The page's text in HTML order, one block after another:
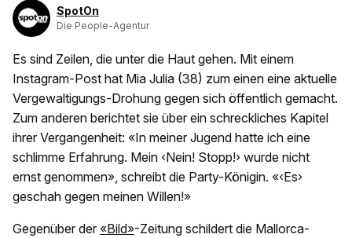
SpotOn
Die People-Agentur
Es sind Zeilen, die unter die Haut gehen. Mit einem
Instagram-Post hat Mia Julia (38) zum einen eine aktuelle
Vergewaltigungs-Drohung gegen sich öffentlich gemacht.
Zum anderen berichtet sie über ein schreckliches Kapitel
ihrer Vergangenheit: «In meiner Jugend hatte ich eine
schlimme Erfahrung. Mein ‹Nein! Stopp!› wurde nicht
ernst genommen», schreibt die Party-Königin. «‹Es›
geschah gegen meinen Willen!»
Gegenüber der «Bild»-Zeitung schildert die Mallorca-